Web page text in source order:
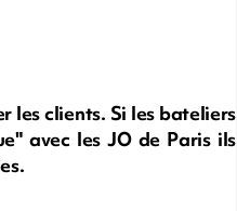
les clients. Si les bateliers
avec les JO de Paris ils